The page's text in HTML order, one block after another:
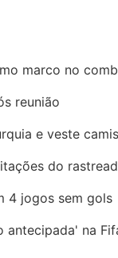
marco no
reunião
e veste
do
4 jogos sem gols
antecipada' na